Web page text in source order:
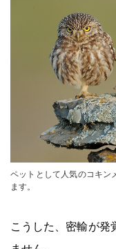
ペットとして人気のコキン
ます。
こうした、密輸が発